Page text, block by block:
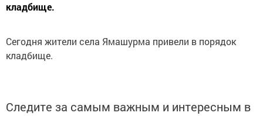
кладбище.
Сегодня жители села Ямашурма привели в порядок
кладбище.
Следите за самым важным и интересным в